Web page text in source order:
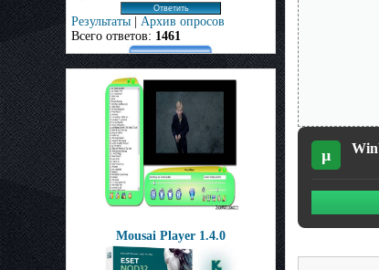
Результаты | Архив опросов
Всего ответов: 1461
Mousai Player 1.4.0
µ